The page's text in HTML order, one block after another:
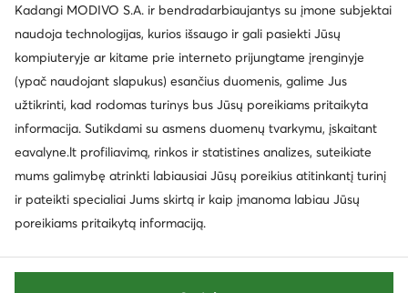
Kadangi MODIVO S.A. ir bendradarbiaujantys su įmone subjektai
naudoja technologijas, kurios išsaugo ir gali pasiekti Jūsų
kompiuteryje ar kitame prie interneto prijungtame įrenginyje
(ypač naudojant slapukus) esančius duomenis, galime Jus
užtikrinti, kad rodomas turinys bus Jūsų poreikiams pritaikyta
informacija. Sutikdami su asmens duomenų tvarkymu, įskaitant
eavalyne.lt profiliavimą, rinkos ir statistines analizes, suteikiate
mums galimybę atrinkti labiausiai Jūsų poreikius atitinkantį turinį
ir pateikti specialiai Jums skirtą ir kaip įmanoma labiau Jūsų
poreikiams pritaikytą informaciją.